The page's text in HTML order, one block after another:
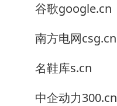
谷歌google.cn
南方电网csg.cn
名鞋库s.cn
中企动力300.cn